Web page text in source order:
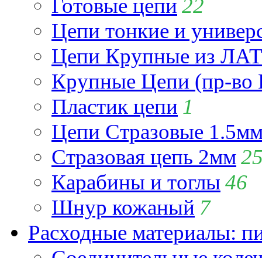
Готовые цепи 22
Цепи тонкие и
Цепи Крупные из
Крупные Цепи (пр-во
Пластик цепи 1
Цепи Стразовые
Стразовая цепь 2мм
Карабины и тоглы 46
Шнур кожаный 7
Расходные материалы: